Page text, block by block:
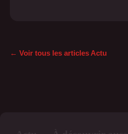
← Voir tous les articles Actu